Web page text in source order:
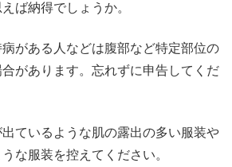
ば納得でしょうか。
がある人などは腹部など特定部位の
があります。忘れずに申告してくだ
ているような肌の露出の多い服装や
な服装を控えてください。